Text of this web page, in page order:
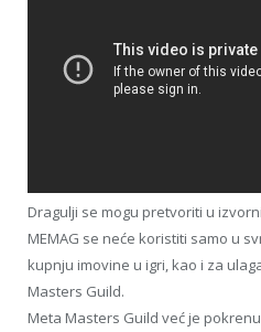
Dragulji se mogu pretvoriti u
MEMAG se neće koristiti samo u
kupnju imovine u igri, kao i za
Masters Guild.
Meta Masters Guild već je